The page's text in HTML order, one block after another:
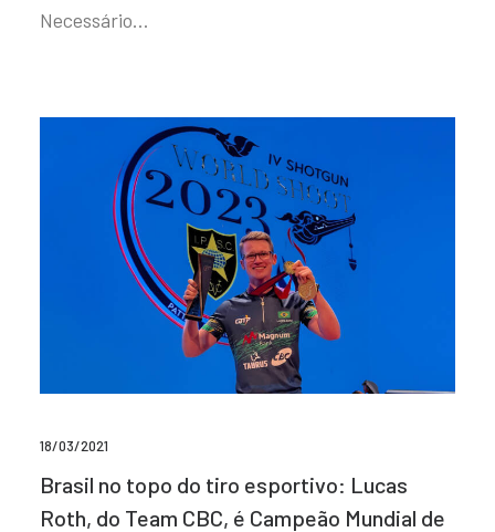
Necessário…
18/03/2021
Brasil no topo do tiro esportivo: Lucas
Roth, do Team CBC, é Campeão Mundial de